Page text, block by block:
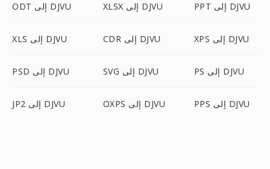
ODT إلى DJVU XLSX إلى DJVU PPT إلى DJVU
XLS إلى DJVU CDR إلى DJVU XPS إلى DJVU
PSD إلى DJVU SVG إلى DJVU PS إلى DJVU
JP2 إلى DJVU OXPS إلى DJVU PPS إلى DJVU